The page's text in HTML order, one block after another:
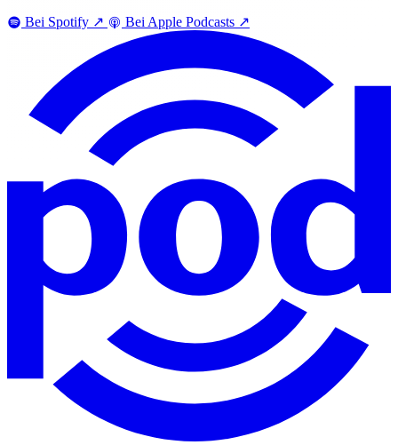
Bei Spotify ↗ Bei Apple Podcasts ↗